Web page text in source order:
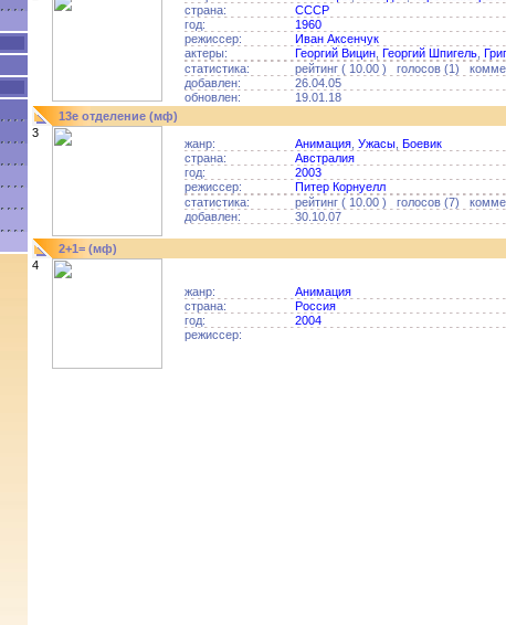
страна:
СССР
год:
1960
режиссер:
Иван Аксенчук
актеры:
Георгий Вицин Георгий Шпигель
статистика:
рейтинг ( 10.00 ) голосов (1)
добавлен:
26.04.05
обновлен:
19.01.18
13е отделение (мф)
3
жанр:
Анимация Ужасы Боевик
страна:
Австралия
год:
2003
режиссер:
Питер Корнуелл
статистика:
рейтинг ( 10.00 ) голосов (7)
добавлен:
30.10.07
2+1= (мф)
4
жанр:
Анимация
страна:
Россия
год:
2004
режиссер: